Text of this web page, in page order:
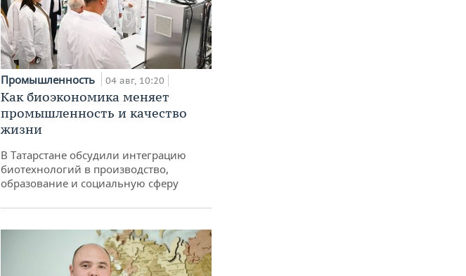
Промышленность 04 авг, 10:20
Как биоэкономика меняет
промышленность и качество
жизни
В Татарстане обсудили интеграцию
биотехнологий в производство,
образование и социальную сферу